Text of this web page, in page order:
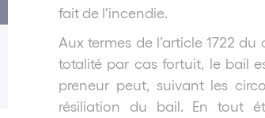
fait de l’incendie.
Aux termes de l’article 1722
totalité par cas fortuit, le bail
preneur peut, suivant les
résiliation du bail. En tout